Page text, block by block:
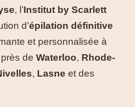
, l’Institut by Scarlett
d’épilation définitive
et personnalisée à
de Waterloo, Rhode-
, Lasne et des